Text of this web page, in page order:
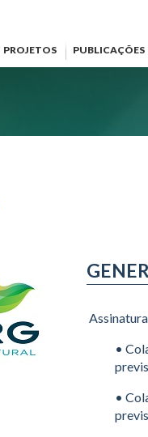
PROJETOS
PUBLICAÇÕES
•
•